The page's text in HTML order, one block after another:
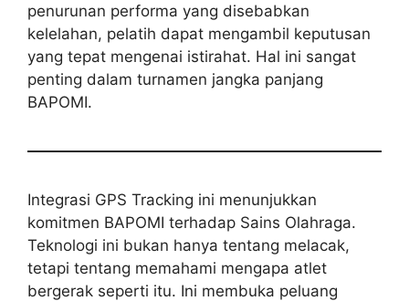
penurunan performa yang disebabkan
kelelahan, pelatih dapat mengambil keputusan
yang tepat mengenai istirahat. Hal ini sangat
penting dalam turnamen jangka panjang
BAPOMI.
Integrasi GPS Tracking ini menunjukkan
komitmen BAPOMI terhadap Sains Olahraga.
Teknologi ini bukan hanya tentang melacak,
tetapi tentang memahami mengapa atlet
bergerak seperti itu. Ini membuka peluang